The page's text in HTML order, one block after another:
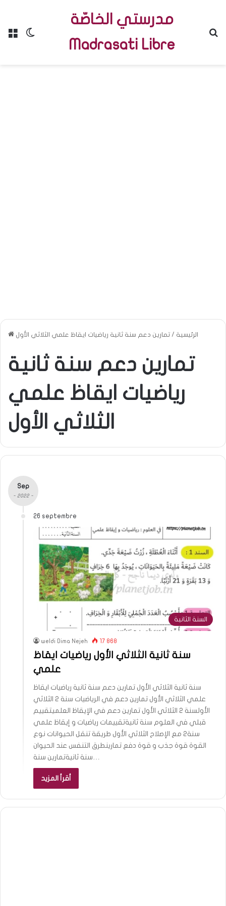
Menu
مدرستي الخاصّة
Madrasati Libre
الرئيسية / تمارين دعم سنة ثانية رياضيات ايقاظ علمي الثلاثي الأول
تمارين دعم سنة ثانية
رياضيات ايقاظ علمي
الثلاثي الأول
Sep
- 2022 -
26 septembre
السنة الثانية
weldi Dima Nejeh 17 868
سنة ثانية الثلاثي الأول رياضيات ايقاظ
علمي
سنة ثانية الثلاثي الأول تمارين دعم سنة ثانية رياضيات ايقاظ
علمي الثلاثي الأول تمارين دعم في الرياضيات سنة 2 الثلاثي
الأولسنة 2 الثلاثي الأول تمارين دعم في الإيقاظ العلميتقييم
قبلي في العلوم سنة ثانيةتقييمات رياضيات و إيقاظ علمي
سنة2 مع الإصلاح الثلاثي الأول طريقة تنقل الحيوانات نوع
القوة قوة جذب و قوة دفع تمارينطرق التنفس عند الحيوان
سنة ثانيةتمارين سنة…
أقرأ المزيد